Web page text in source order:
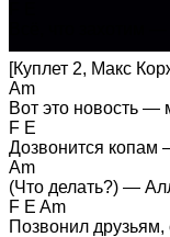
[Куплет 2, Макс
Am
Вот это новость —
F E
Дозвонится копам
Am
(Что делать?) —
F E Am
Позвонил